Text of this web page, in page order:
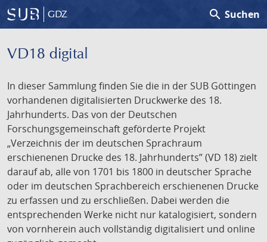
GDZ search Suchen
VD18 digital
In dieser Sammlung finden Sie die in der SUB Göttingen
vorhandenen digitalisierten Druckwerke des 18.
Jahrhunderts. Das von der Deutschen
Forschungsgemeinschaft geförderte Projekt
„Verzeichnis der im deutschen Sprachraum
erschienenen Drucke des 18. Jahrhunderts” (VD 18) zielt
darauf ab, alle von 1701 bis 1800 in deutscher Sprache
oder im deutschen Sprachbereich erschienenen Drucke
zu erfassen und zu erschließen. Dabei werden die
entsprechenden Werke nicht nur katalogisiert, sondern
von vornherein auch vollständig digitalisiert und online